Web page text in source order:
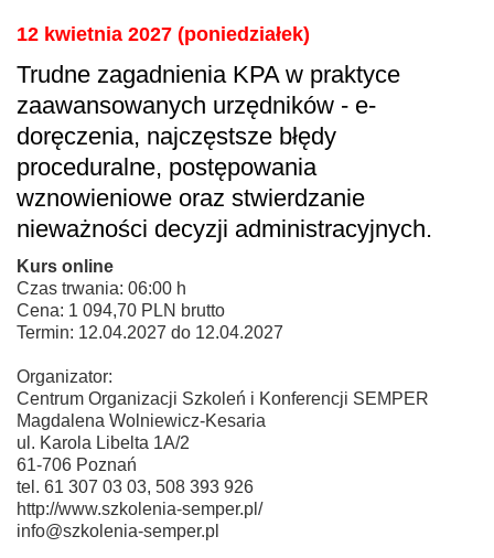
12 kwietnia 2027 (poniedziałek)
Trudne zagadnienia KPA w praktyce
zaawansowanych urzędników - e-
doręczenia, najczęstsze błędy
proceduralne, postępowania
wznowieniowe oraz stwierdzanie
nieważności decyzji administracyjnych.
Kurs online
Czas trwania: 06:00 h
Cena: 1 094,70 PLN brutto
Termin: 12.04.2027 do 12.04.2027
Organizator:
Centrum Organizacji Szkoleń i Konferencji SEMPER
Magdalena Wolniewicz-Kesaria
ul. Karola Libelta 1A/2
61-706 Poznań
tel. 61 307 03 03, 508 393 926
http://www.szkolenia-semper.pl/
info@szkolenia-semper.pl